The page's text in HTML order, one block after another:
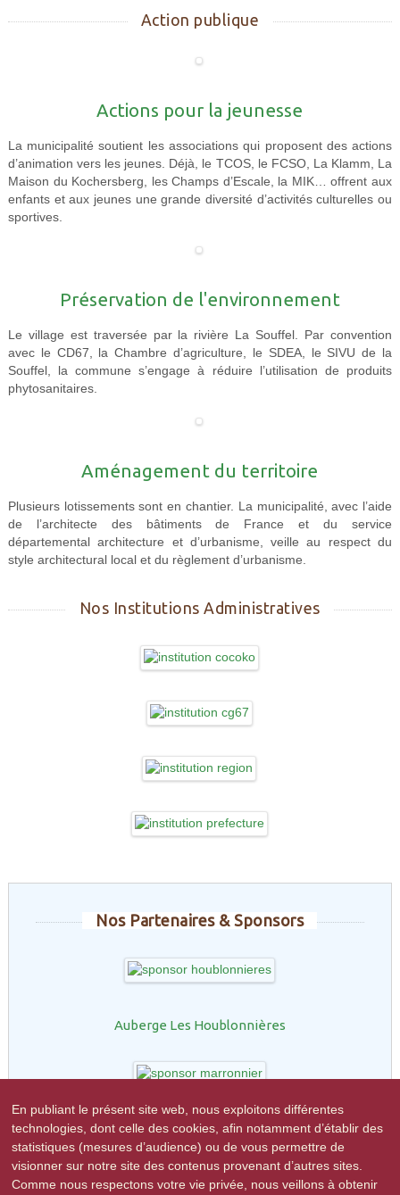
Action publique
Actions pour la jeunesse
La municipalité soutient les associations qui proposent des actions
d’animation vers les jeunes. Déjà, le TCOS, le FCSO, La Klamm, La
Maison du Kochersberg, les Champs d’Escale, la MIK… offrent aux
enfants et aux jeunes une grande diversité d’activités culturelles ou
sportives.
Préservation de l'environnement
Le village est traversée par la rivière La Souffel. Par convention
avec le CD67, la Chambre d’agriculture, le SDEA, le SIVU de la
Souffel, la commune s’engage à réduire l’utilisation de produits
phytosanitaires.
Aménagement du territoire
Plusieurs lotissements sont en chantier. La municipalité, avec l’aide
de l’architecte des bâtiments de France et du service
départemental architecture et d’urbanisme, veille au respect du
style architectural local et du règlement d’urbanisme.
Nos Institutions Administratives
Nos Partenaires & Sponsors
Auberge Les Houblonnières
Restaurant le Marronnier
En publiant le présent site web, nous exploitons différentes
technologies, dont celle des cookies, afin notamment d’établir des
statistiques (mesures d’audience) ou de vous permettre de
visionner sur notre site des contenus provenant d’autres sites.
Comme nous respectons votre vie privée, nous veillons à obtenir